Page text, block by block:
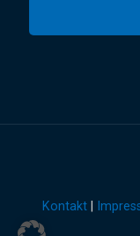
Oder online über
Kontakt|